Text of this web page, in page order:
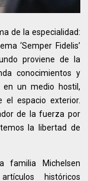
de la especialidad:
‘Semper Fidelis’
proviene de la
conocimientos y
en un medio hostil,
el espacio exterior.
de la fuerza por
la libertad de
familia Michelsen
históricos